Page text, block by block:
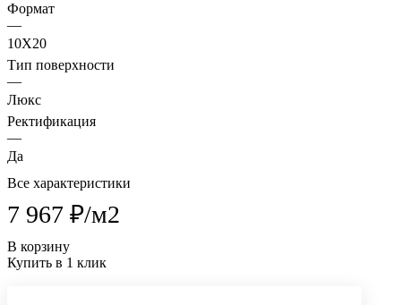
Формат
—
10X20
Тип поверхности
—
Люкс
Ректификация
—
Да
Все характеристики
7 967 ₽/м2
В корзину
Купить в 1 клик